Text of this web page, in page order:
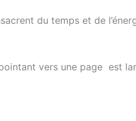
du temps et de
vers une page est